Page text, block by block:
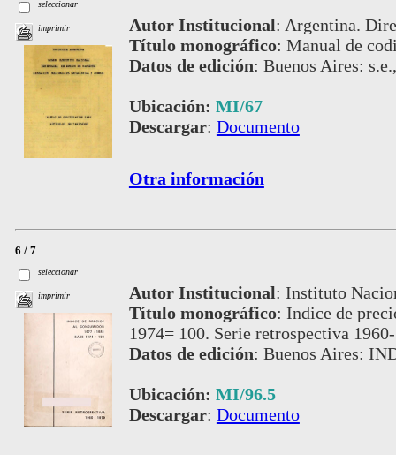
seleccionar
imprimir Autor Institucional: Argentina.
Título monográfico: Manual de
Datos de edición: Buenos Aires:
Ubicación: MI/67
Descargar: Documento
Otra información
6 / 7
seleccionar
imprimir Autor Institucional: Instituto
Título monográfico: Indice de
1974= 100. Serie retrospectiva
Datos de edición: Buenos Aires:
Ubicación: MI/96.5
Descargar: Documento